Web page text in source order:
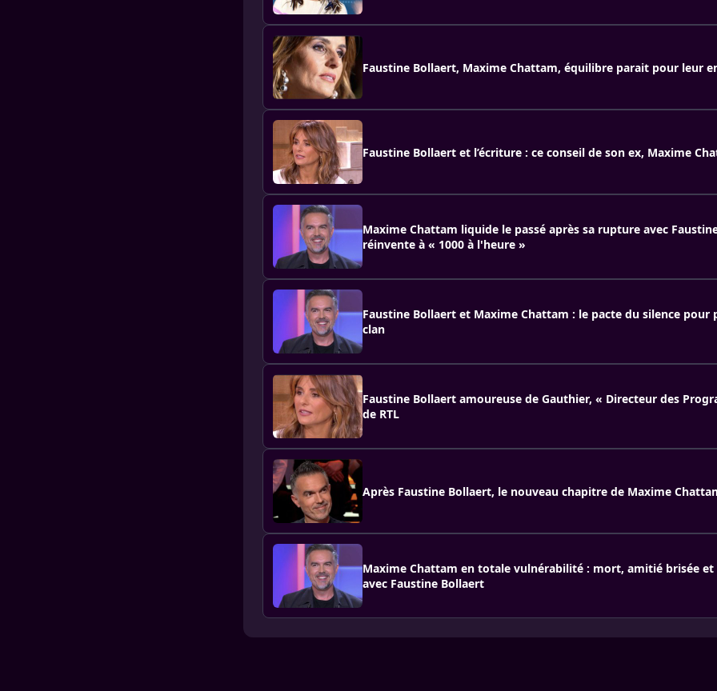
Faustine Bollaert, Maxime Chattam, équilibre parait pour leur
Faustine Bollaert et l’écriture : ce conseil de son ex, Maxime
Maxime Chattam liquide le passé après sa rupture avec
réinvente à « 1000 à l'heure »
Faustine Bollaert et Maxime Chattam : le pacte du silence pour
clan
Faustine Bollaert amoureuse de Gauthier, « Directeur des
de RTL
Après Faustine Bollaert, le nouveau chapitre de Maxime
Maxime Chattam en totale vulnérabilité : mort, amitié brisée et
avec Faustine Bollaert